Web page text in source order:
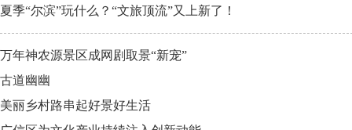
夏季“尔滨”玩什么？“文旅顶流”又上新了！
万年神农源景区成网剧取景“新宠”
古道幽幽
美丽乡村路串起好景好生活